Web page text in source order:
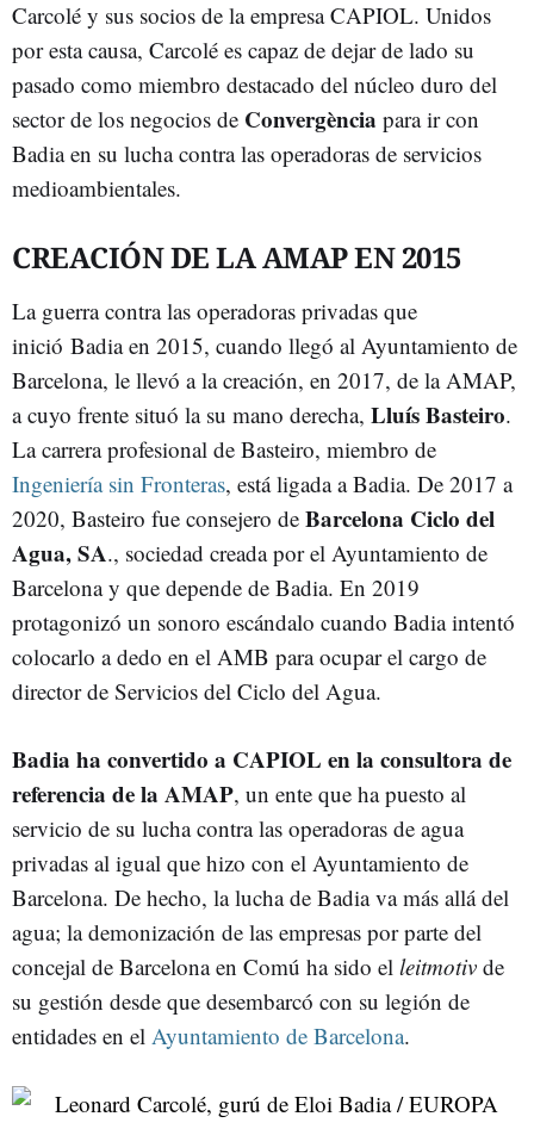
Carcolé y sus socios de la empresa CAPIOL. Unidos
por esta causa, Carcolé es capaz de dejar de lado su
pasado como miembro destacado del núcleo duro del
sector de los negocios de Convergència para ir con
Badia en su lucha contra las operadoras de servicios
medioambientales.
CREACIÓN DE LA AMAP EN 2015
La guerra contra las operadoras privadas que
inició Badia en 2015, cuando llegó al Ayuntamiento de
Barcelona, le llevó a la creación, en 2017, de la AMAP,
a cuyo frente situó la su mano derecha, Lluís Basteiro.
La carrera profesional de Basteiro, miembro de
Ingeniería sin Fronteras, está ligada a Badia. De 2017 a
2020, Basteiro fue consejero de Barcelona Ciclo del
Agua, SA., sociedad creada por el Ayuntamiento de
Barcelona y que depende de Badia. En 2019
protagonizó un sonoro escándalo cuando Badia intentó
colocarlo a dedo en el AMB para ocupar el cargo de
director de Servicios del Ciclo del Agua.
Badia ha convertido a CAPIOL en la consultora de
referencia de la AMAP, un ente que ha puesto al
servicio de su lucha contra las operadoras de agua
privadas al igual que hizo con el Ayuntamiento de
Barcelona. De hecho, la lucha de Badia va más allá del
agua; la demonización de las empresas por parte del
concejal de Barcelona en Comú ha sido el leitmotiv de
su gestión desde que desembarcó con su legión de
entidades en el Ayuntamiento de Barcelona.